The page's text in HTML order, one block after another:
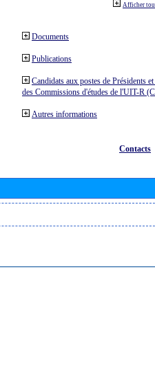
Afficher
Documents
Publications
Candidats aux postes de Présidents
des Commissions d'études de l'UIT-R
Autres informations
Contacts